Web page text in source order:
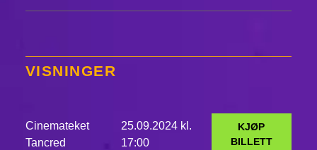
VISNINGER
Cinemateket
Tancred
25.09.2024 kl.
17:00
KJØP
BILLETT